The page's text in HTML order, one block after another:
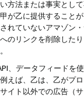
方法または事実とし
が乙に提供すること
れていないアマゾン
のリンクを削除した
、データフィード
えば、乙は、乙がプ
イト以外での広告（